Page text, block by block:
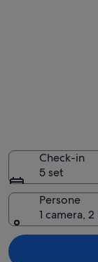
Check-in
5 set
Persone
1 camera,